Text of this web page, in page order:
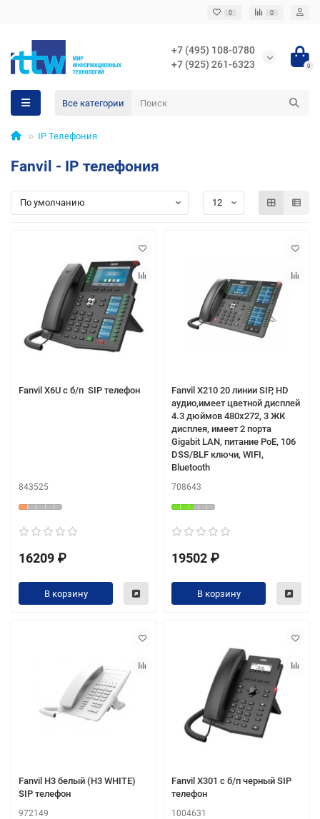
0 0
+7 (495) 108-0780
+7 (925) 261-6323
0
Все категории
IP Телефония
Fanvil - IP телефония
Fanvil X6U с б/п SIP телефон
843525
16209 ₽
В корзину
Fanvil X210 20 линии SIP, HD
аудио,имеет цветной дисплей
4.3 дюймов 480x272, 3 ЖК
дисплея, имеет 2 порта
Gigabit LAN, питание PoE, 106
DSS/BLF ключи, WIFI,
Bluetooth
708643
19502 ₽
В корзину
Fanvil H3 белый (H3 WHITE)
SIP телефон
972149
Fanvil X301 c б/п черный SIP
телефон
1004631